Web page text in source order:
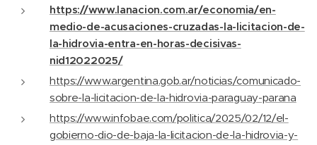
https://www.lanacion.com.ar/economia/en-
medio-de-acusaciones-cruzadas-la-licitacion-de-
la-hidrovia-entra-en-horas-decisivas-
nid12022025/
https://www.argentina.gob.ar/noticias/comunicado-
sobre-la-licitacion-de-la-hidrovia-paraguay-parana
https://www.infobae.com/politica/2025/02/12/el-
gobierno-dio-de-baja-la-licitacion-de-la-hidrovia-y-